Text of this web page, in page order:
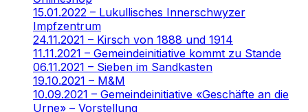
15.01.2022 – Lukullisches Innerschwyzer
Impfzentrum
24.11.2021 – Kirsch von 1888 und 1914
11.11.2021 – Gemeindeinitiative kommt zu Stande
06.11.2021 – Sieben im Sandkasten
19.10.2021 – M&M
10.09.2021 – Gemeindeinitiative «Geschäfte an die
Urne» – Vorstellung